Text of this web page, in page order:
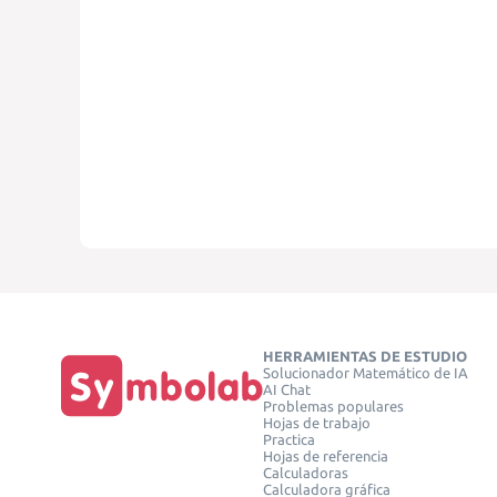
HERRAMIENTAS DE ESTUDIO
Solucionador Matemático de IA
AI Chat
Problemas populares
Hojas de trabajo
Practica
Hojas de referencia
Calculadoras
Calculadora gráfica